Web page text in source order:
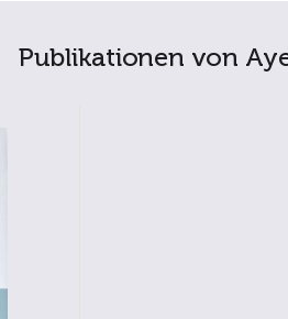
Publikationen von